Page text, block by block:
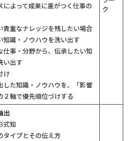
よって成果に差がつく仕事の
重なナレッジを残したい場合
知識・ノウハウを洗い出す
仕事・分野から、伝承したい知
い出す
け
した知識・ノウハウを、「影響
２軸で優先順位づけする
ク
出
式知
タイプとその伝え方